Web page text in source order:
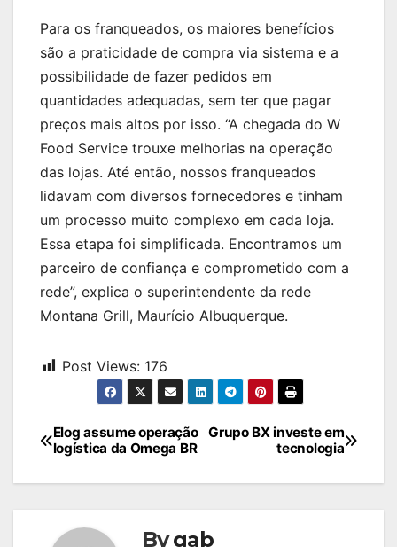
Para os franqueados, os maiores benefícios
são a praticidade de compra via sistema e a
possibilidade de fazer pedidos em
quantidades adequadas, sem ter que pagar
preços mais altos por isso. “A chegada do W
Food Service trouxe melhorias na operação
das lojas. Até então, nossos franqueados
lidavam com diversos fornecedores e tinham
um processo muito complexo em cada loja.
Essa etapa foi simplificada. Encontramos um
parceiro de confiança e comprometido com a
rede”, explica o superintendente da rede
Montana Grill, Maurício Albuquerque.
Post Views: 176
Navegação
de
Post
Grupo BX investe em
tecnologia
Elog assume operação
logística da Omega BR
Bygab